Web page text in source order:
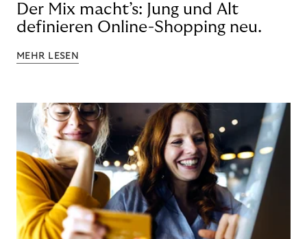
Der Mix macht’s: Jung und Alt
definieren Online-Shopping neu.
MEHR LESEN